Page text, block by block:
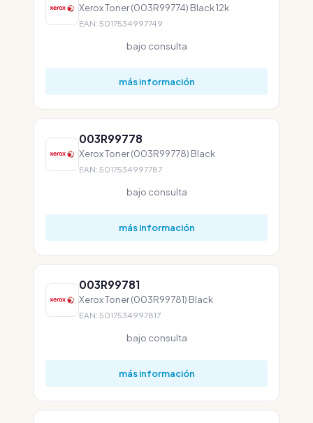
Xerox Toner (003R99774) Black 12k
EAN: 5017534997749
bajo consulta
más información
003R99778
Xerox Toner (003R99778) Black
EAN: 5017534997787
bajo consulta
más información
003R99781
Xerox Toner (003R99781) Black
EAN: 5017534997817
bajo consulta
más información